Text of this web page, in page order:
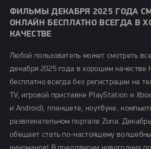
ФИЛЬМЫ ДЕКАБРЯ 2025 ГОДА
ОНЛАЙН БЕСПЛАТНО ВСЕГДА В
КАЧЕСТВЕ
Любой пользователь может смотреть
декабря 2025 года в хорошем качестве
бесплатно всегда без регистрации на
TV, игровой приставке PlayStation и
и Android), планшете, ноутбуке,
развлекательном портале Zona.
обещает стать по-настоящему